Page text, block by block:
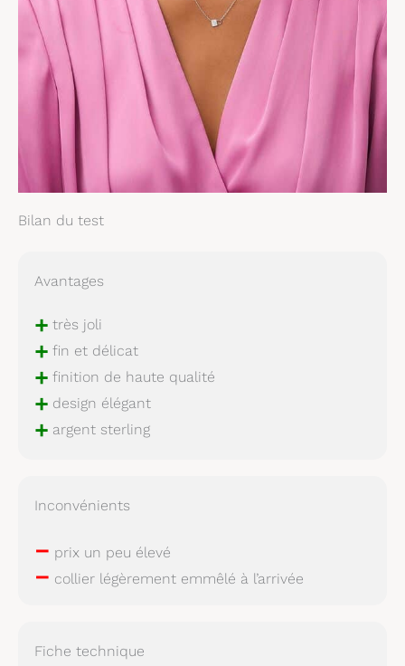
Bilan du test
Avantages
+très joli
+fin et délicat
+finition de haute qualité
+design élégant
+argent sterling
Inconvénients
– prix un peu élevé
– collier légèrement emmêlé à l’arrivée
Fiche technique